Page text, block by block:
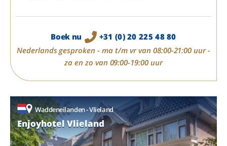
Boek nu
+31 (0) 20 225 48 80
Nederlands gesproken - ma t/m vr van 08:00-21:00 uur -
za en zo van 09:00-19:00 uur
Waddeneilanden - Vlieland
Enjoyhotel Vlieland